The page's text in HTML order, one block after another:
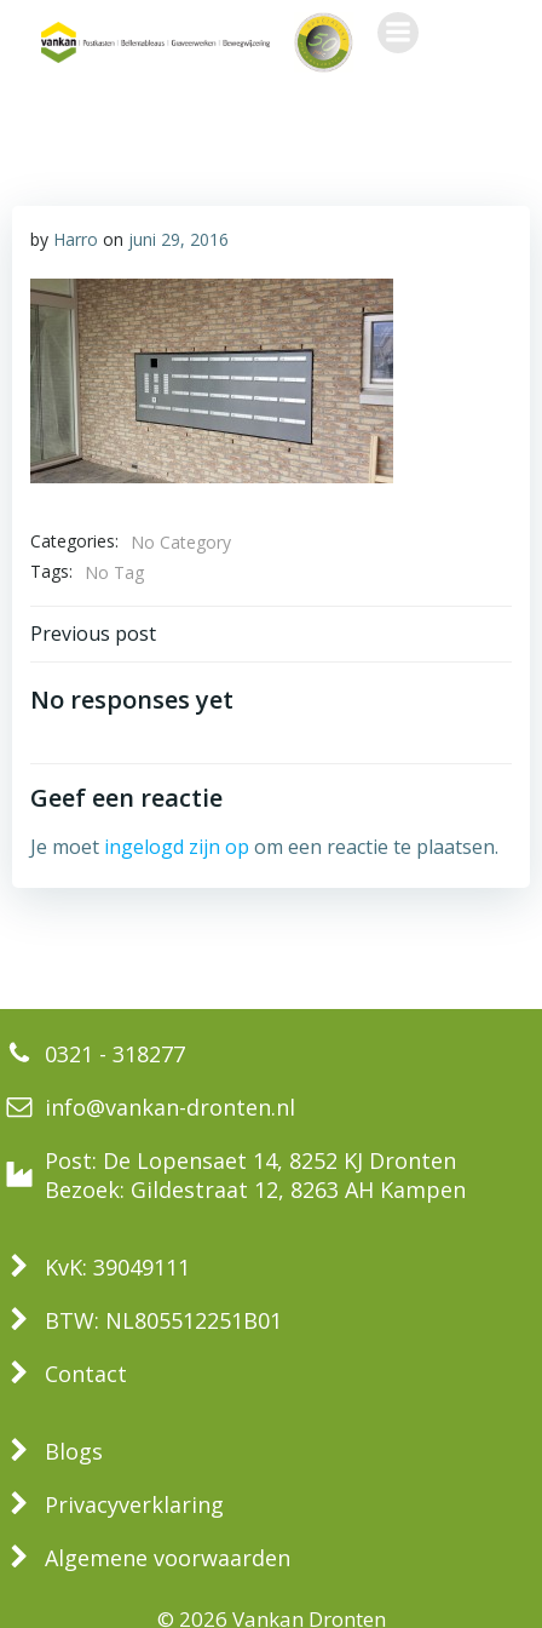
naar
by Harro on juni 29, 2016
Categories:
No Category
Tags:
No Tag
Bericht
navigatie
Previous post
No responses yet
Geef een reactie
Je moet ingelogd zijn op om een reactie te plaatsen.
0321 - 318277
info@vankan-dronten.nl
Post: De Lopensaet 14, 8252 KJ Dronten
Bezoek: Gildestraat 12, 8263 AH Kampen
KvK: 39049111
BTW: NL805512251B01
Contact
Blogs
Privacyverklaring
Algemene voorwaarden
© 2026 Vankan Dronten